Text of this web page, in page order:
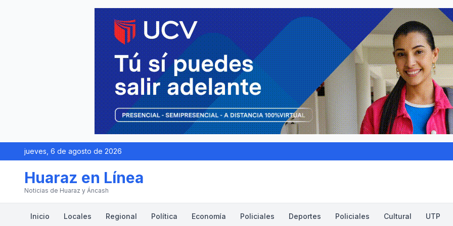
jueves, 6 de agosto de 2026
Huaraz en Línea
Noticias de Huaraz y Áncash
Inicio Locales Regional Política Economía Policiales Deportes Policiales Cultural UTP